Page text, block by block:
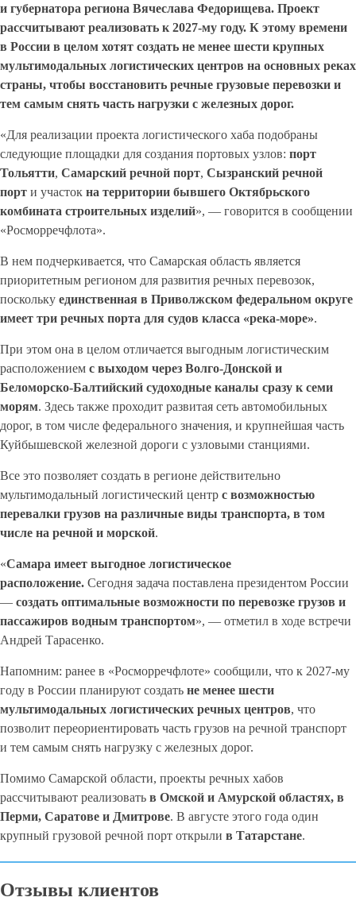
и губернатора региона Вячеслава Федорищева. Проект
рассчитывают реализовать к 2027-му году. К этому времени
в России в целом хотят создать не менее шести крупных
мультимодальных логистических центров на основных реках
страны, чтобы восстановить речные грузовые перевозки и
тем самым снять часть нагрузки с железных дорог.
«Для реализации проекта логистического хаба подобраны
следующие площадки для создания портовых узлов: порт
Тольятти, Самарский речной порт, Сызранский речной
порт и участок на территории бывшего Октябрьского
комбината строительных изделий», — говорится в сообщении
«Росморречфлота».
В нем подчеркивается, что Самарская область является
приоритетным регионом для развития речных перевозок,
поскольку единственная в Приволжском федеральном округе
имеет три речных порта для судов класса «река-море».
При этом она в целом отличается выгодным логистическим
расположением с выходом через Волго-Донской и
Беломорско-Балтийский судоходные каналы сразу к семи
морям. Здесь также проходит развитая сеть автомобильных
дорог, в том числе федерального значения, и крупнейшая часть
Куйбышевской железной дороги с узловыми станциями.
Все это позволяет создать в регионе действительно
мультимодальный логистический центр с возможностью
перевалки грузов на различные виды транспорта, в том
числе на речной и морской.
«Самара имеет выгодное логистическое
расположение. Сегодня задача поставлена президентом России
— создать оптимальные возможности по перевозке грузов и
пассажиров водным транспортом», — отметил в ходе встречи
Андрей Тарасенко.
Напомним: ранее в «Росморречфлоте» сообщили, что к 2027-му
году в России планируют создать не менее шести
мультимодальных логистических речных центров, что
позволит переориентировать часть грузов на речной транспорт
и тем самым снять нагрузку с железных дорог.
Помимо Самарской области, проекты речных хабов
рассчитывают реализовать в Омской и Амурской областях, в
Перми, Саратове и Дмитрове. В августе этого года один
крупный грузовой речной порт открыли в Татарстане.
Отзывы клиентов